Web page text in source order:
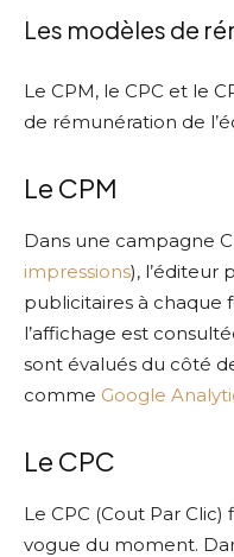
Les modèles de
Le CPM, le CPC et le
de rémunération de
Le CPM
Dans une campagne
impressions), l’éditeur
publicitaires à chaque
l’affichage est
sont évalués du côté
comme Google
Le CPC
Le CPC (Cout Par
vogue du moment.